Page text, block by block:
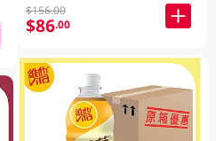
$156.00
$86.00